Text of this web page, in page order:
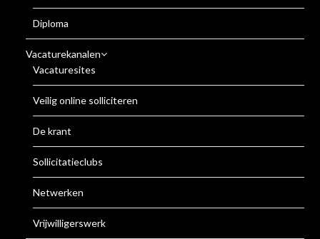
Diploma
Vacaturekanalen
Vacaturesites
Veilig online solliciteren
De krant
Sollicitatieclubs
Netwerken
Vrijwilligerswerk